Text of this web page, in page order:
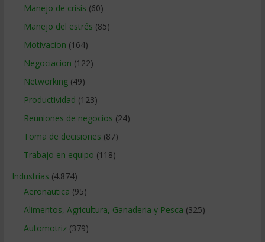
Manejo de crisis (60)
Manejo del estrés (85)
Motivacion (164)
Negociacion (122)
Networking(49)
Productividad (123)
Reuniones de negocios (24)
Toma de decisiones (87)
Trabajo en equipo (118)
Industrias (4.874)
Aeronautica (95)
Alimentos, Agricultura, Ganaderia y Pesca (325)
Automotriz(379)